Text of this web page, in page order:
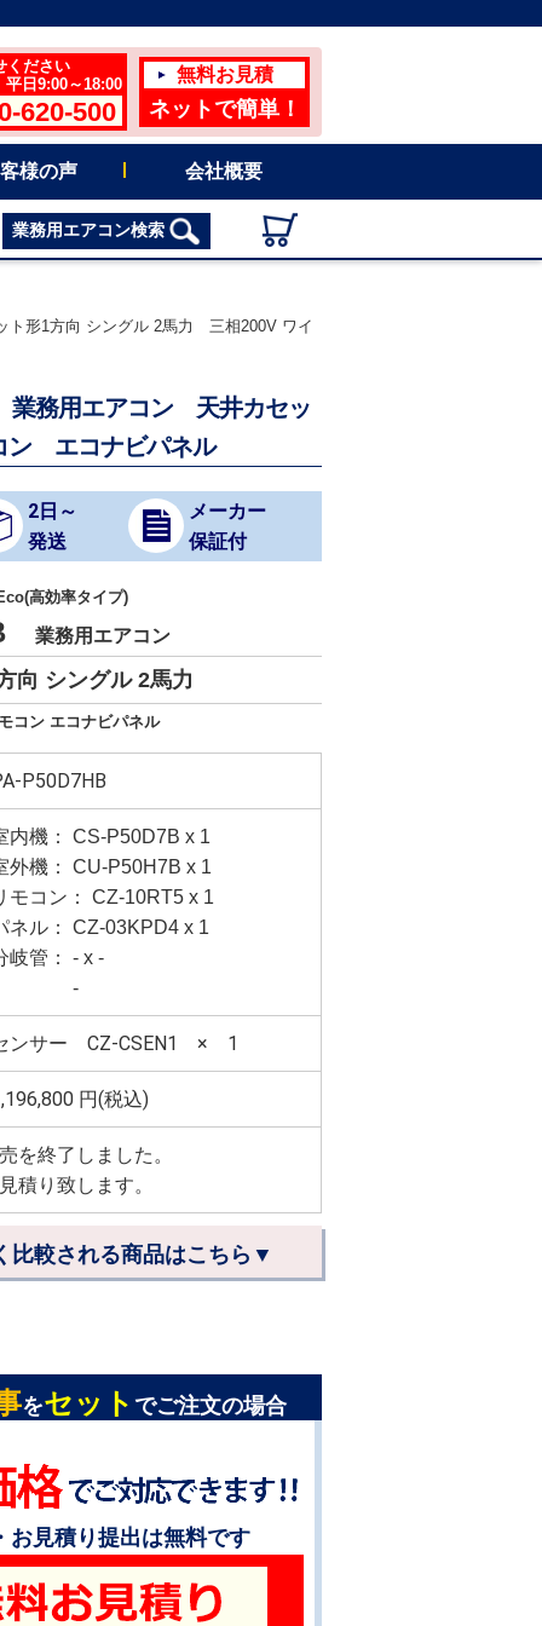
ください
日9:00～18:00
620-500
無料お見積
ネットで簡単！
様の声 会社概要
業務用エアコン検索
形1方向 シングル 2馬力 三相200V ワイ
務用エアコン 天井カセッ
ン エコナビパネル
2日～
発送
メーカー
保証付
高効率タイプ)
業務用エアコン
向 シングル 2馬力
コン エコナビパネル
P50D7HB
内機： CS-P50D7B x 1
外機： CU-P50H7B x 1
モコン： CZ-10RT5 x 1
ネル： CZ-03KPD4 x 1
岐管： - x -
ンサー CZ-CSEN1 × 1
円(税込)
を終了しました。
積り致します。
比較される商品はこちら▼
をセット でご注文の場合
お見積り提出は無料です